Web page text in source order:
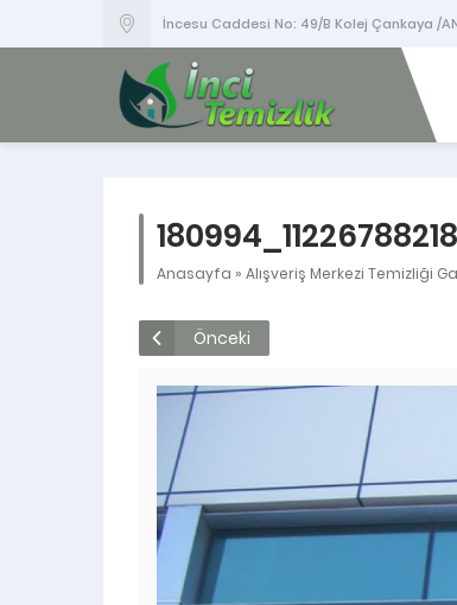
İncesu Caddesi No: 49/B Kolej Çankaya /
Anasayfa » Alışveriş Merkezi Temizliği
Önceki